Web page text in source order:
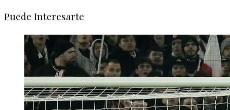
Puede Interesarte